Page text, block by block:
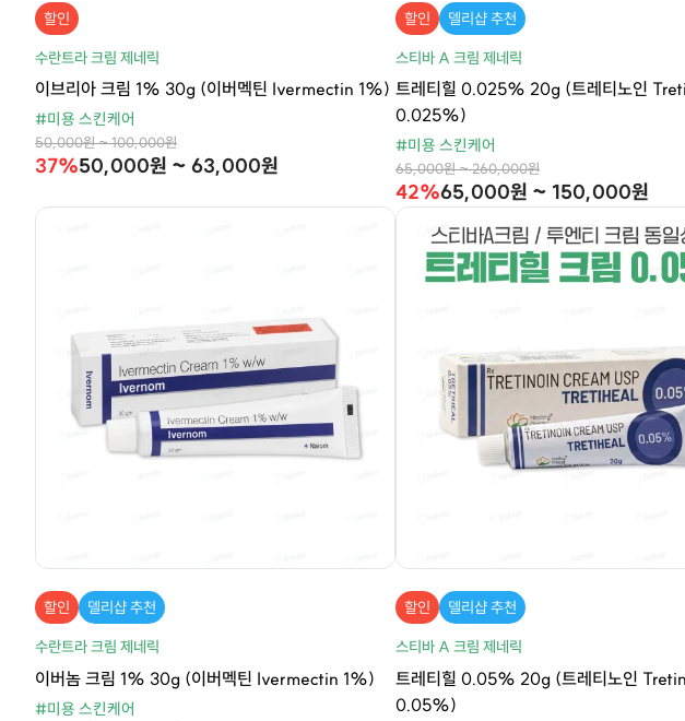
할인
수란트라 크림 제네릭
이브리아 크림 1% 30g (이버멕틴 Ivermectin 1%)
#미용 스킨케어
50,000원 ~ 100,000원
37%50,000원 ~ 63,000원
할인
델리샵 추천
스티바 A 크림 제네릭
트레티힐 0.025% 20g (트레티노인
0.025%)
#미용 스킨케어
65,000원 ~ 260,000원
42%65,000원 ~ 150,000원
할인
델리샵 추천
수란트라 크림 제네릭
이버놈 크림 1% 30g (이버멕틴 Ivermectin 1%)
#미용 스킨케어
할인
델리샵 추천
스티바 A 크림 제네릭
트레티힐 0.05% 20g (트레티노인
0.05%)